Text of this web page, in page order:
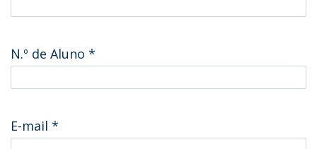
N.º de Aluno *
E-mail *